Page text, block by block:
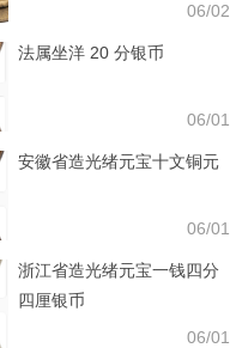
06/02
法属坐洋 20 分银币
06/01
安徽省造光绪元宝十文铜元
06/01
浙江省造光绪元宝一钱四分
四厘银币
06/01